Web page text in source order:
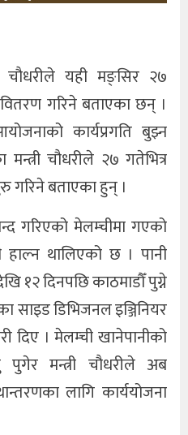
चौधरीले यही मङ्सिर २७
गरिने बताएका छन् ।
कार्यप्रगति बुझ्न
चौधरीले २७ गतेभित्र
गरिने बताएका हुन् ।
गरिएको मेलम्चीमा गएको
थालिएको छ । पानी
१२ दिनपछि काठमाडौँ पुग्ने
साइड डिभिजनल इञ्जिनियर
दिए । मेलम्ची खानेपानीको
मन्त्री चौधरीले अब
लागि कार्ययोजना